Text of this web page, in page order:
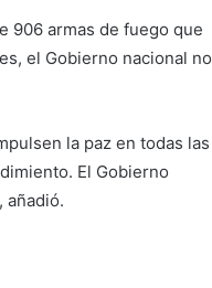
906 armas de fuego que
el Gobierno nacional no
la paz en todas las
El Gobierno
añadió.